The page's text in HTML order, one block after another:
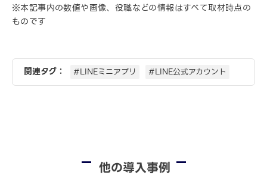
※本記事内の数値や画像、役職などの情報はすべて取材時点の
ものです
関連タグ： #LINEミニアプリ #LINE公式アカウント
他の導入事例